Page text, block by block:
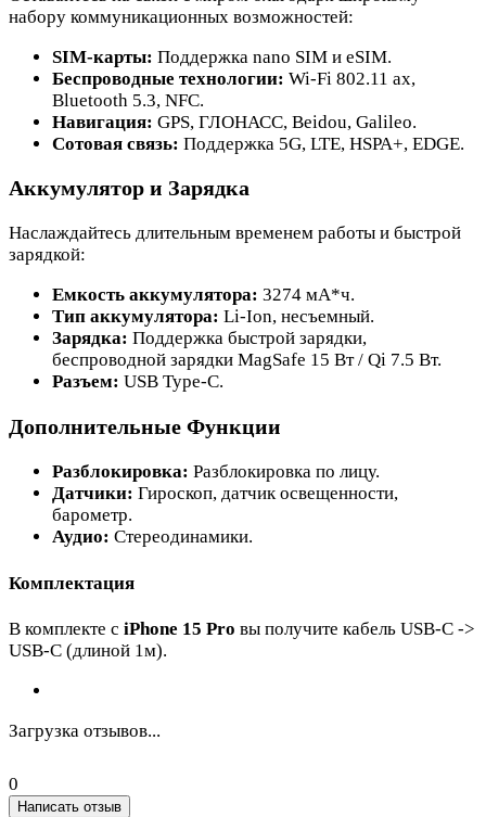
набору коммуникационных возможностей:
SIM-карты: Поддержка nano SIM и eSIM.
Беспроводные технологии: Wi-Fi 802.11 ax,
Bluetooth 5.3, NFC.
Навигация: GPS, ГЛОНАСС, Beidou, Galileo.
Сотовая связь: Поддержка 5G, LTE, HSPA+, EDGE.
Аккумулятор и Зарядка
Наслаждайтесь длительным временем работы и быстрой
зарядкой:
Емкость аккумулятора: 3274 мА*ч.
Тип аккумулятора: Li-Ion, несъемный.
Зарядка: Поддержка быстрой зарядки,
беспроводной зарядки MagSafe 15 Вт / Qi 7.5 Вт.
Разъем: USB Type-C.
Дополнительные Функции
Разблокировка: Разблокировка по лицу.
Датчики: Гироскоп, датчик освещенности,
барометр.
Аудио: Стереодинамики.
Комплектация
В комплекте с iPhone 15 Pro вы получите кабель USB-C ->
USB-C (длиной 1м).
Загрузка отзывов...
0
Написать отзыв